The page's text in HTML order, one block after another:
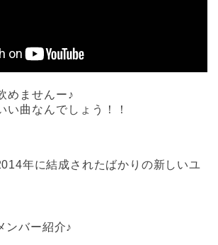
めませんー♪
い曲なんでしょう！！
年に結成されたばかりの新しいユ
ンバー紹介♪